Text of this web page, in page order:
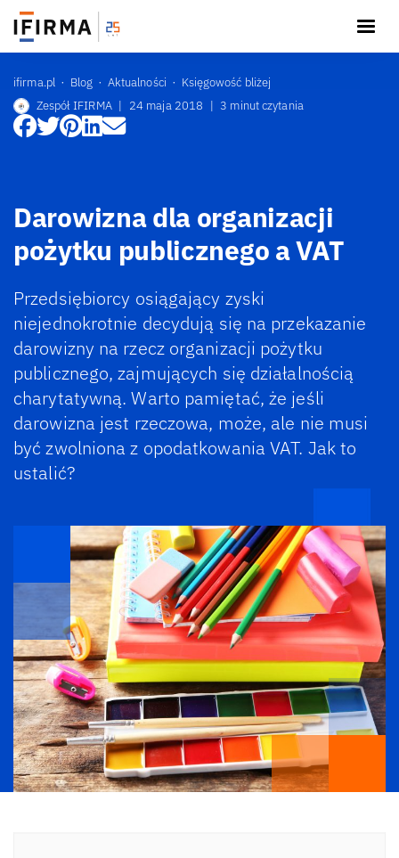
ifirma.pl Blog Aktualności
Księgowość bliżej
Zespół IFIRMA | 24 maja 2018 | 3 minut czytania
Darowizna dla organizacji
pożytku publicznego a VAT
Przedsiębiorcy osiągający zyski
niejednokrotnie decydują się na przekazanie
darowizny na rzecz organizacji pożytku
publicznego, zajmujących się działalnością
charytatywną. Warto pamiętać, że jeśli
darowizna jest rzeczowa, może, ale nie musi
być zwolniona z opodatkowania VAT. Jak to
ustalić?